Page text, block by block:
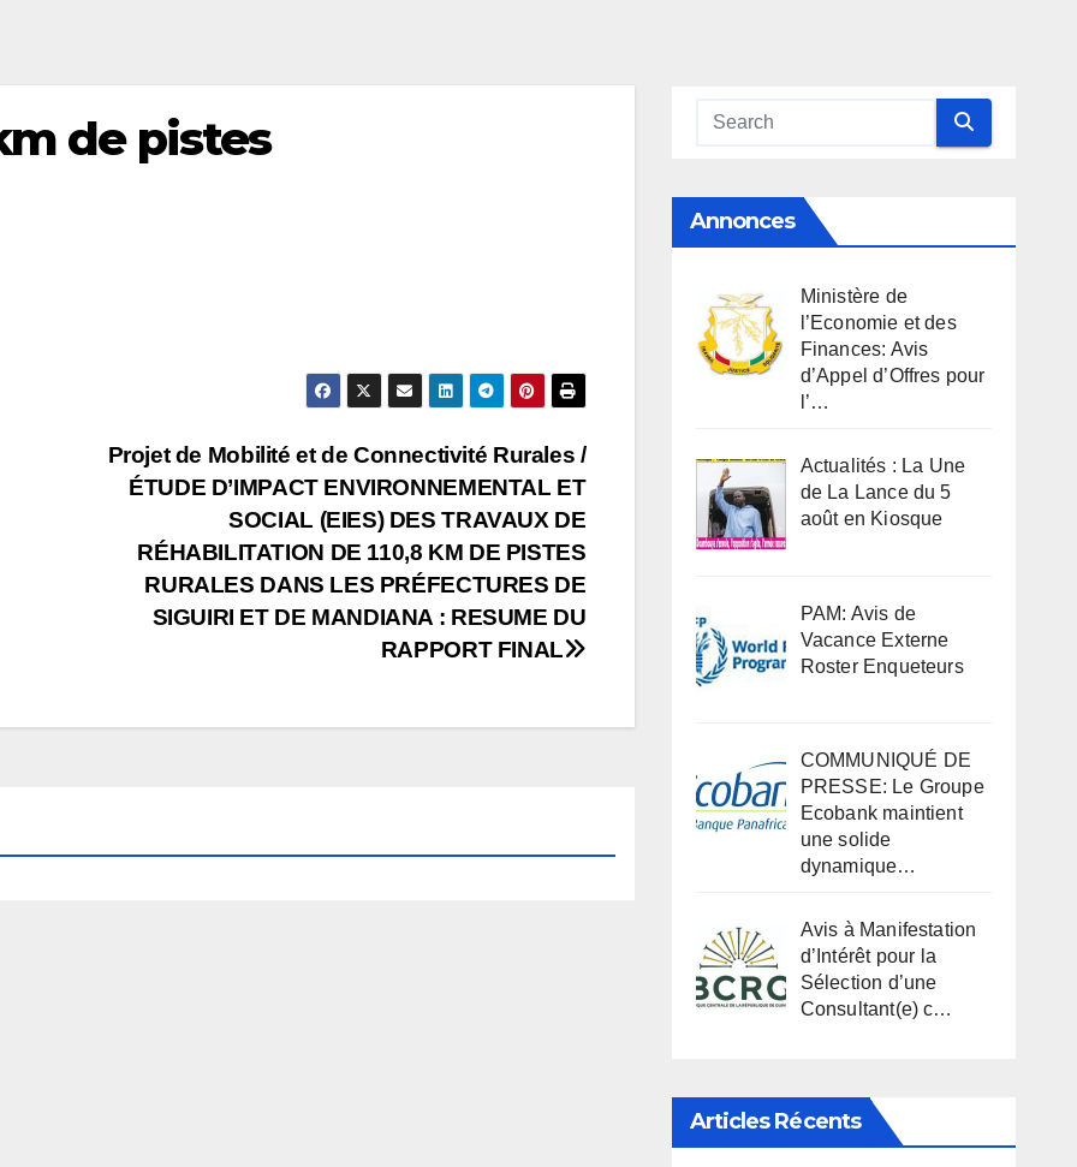
de pistes
Projet de Mobilité et de Connectivité Rurales /
ÉTUDE D’IMPACT ENVIRONNEMENTAL ET
SOCIAL (EIES) DES TRAVAUX DE
RÉHABILITATION DE 110,8 KM DE PISTES
RURALES DANS LES PRÉFECTURES DE
SIGUIRI ET DE MANDIANA : RESUME DU
RAPPORT FINAL
Annonces
Ministère de
l’Economie et des
Finances: Avis
d’Appel d’Offres pour
l’…
Actualités : La Une
de La Lance du 5
août en Kiosque
PAM: Avis de
Vacance Externe
Roster Enqueteurs
COMMUNIQUÉ DE
PRESSE: Le Groupe
Ecobank maintient
une solide
dynamique…
Avis à Manifestation
d’Intérêt pour la
Sélection d’une
Consultant(e) c…
Articles Récents